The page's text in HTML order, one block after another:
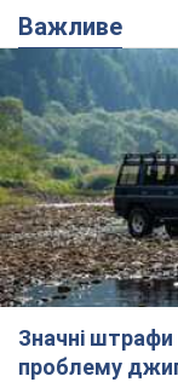
Значні штрафи
проблему
Україні не
12 часов назад
На
спеки
дороги
Відео
Негода накрила